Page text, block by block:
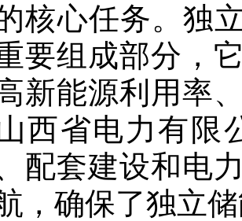
核心任务。独
要组成部分，
新能源利用率
西省电力有限
配套建设和电
，确保了独立